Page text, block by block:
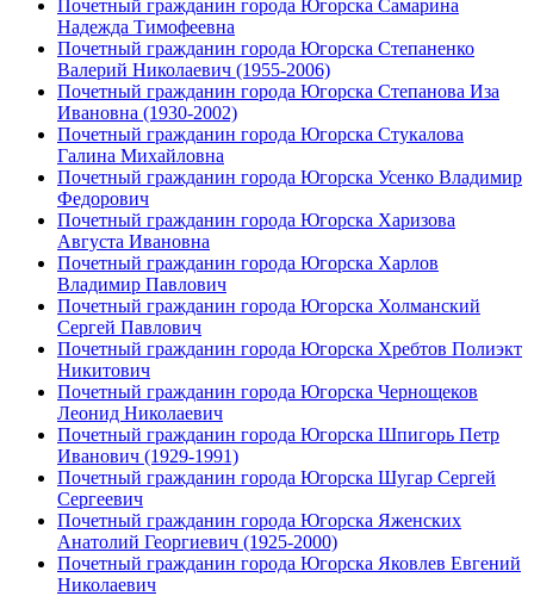
Почетный гражданин города Югорска Самарина
Надежда Тимофеевна
Почетный гражданин города Югорска Степаненко
Валерий Николаевич (1955-2006)
Почетный гражданин города Югорска Степанова Иза
Ивановна (1930-2002)
Почетный гражданин города Югорска Стукалова
Галина Михайловна
Почетный гражданин города Югорска Усенко Владимир
Федорович
Почетный гражданин города Югорска Харизова
Августа Ивановна
Почетный гражданин города Югорска Харлов
Владимир Павлович
Почетный гражданин города Югорска Холманский
Сергей Павлович
Почетный гражданин города Югорска Хребтов Полиэкт
Никитович
Почетный гражданин города Югорска Чернощеков
Леонид Николаевич
Почетный гражданин города Югорска Шпигорь Петр
Иванович (1929-1991)
Почетный гражданин города Югорска Шугар Сергей
Сергеевич
Почетный гражданин города Югорска Яженских
Анатолий Георгиевич (1925-2000)
Почетный гражданин города Югорска Яковлев Евгений
Николаевич